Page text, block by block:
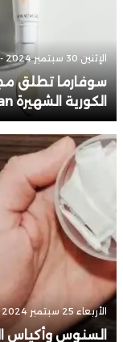
الإثنين 30 سبتمبر 2024 - 14:33
سوفارما تطلق
الكورية الشهيرة Erborian في المغرب
الأربعاء 25 سبتمبر 2024 - 13:47
السنوس وأكياس